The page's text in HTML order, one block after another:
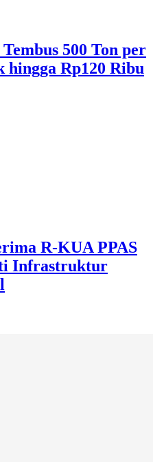
500 Ton per
Rp120 Ribu
R-KUA PPAS
Infrastruktur